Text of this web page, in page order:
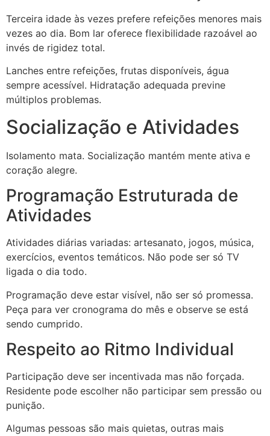
Terceira idade às vezes prefere refeições menores mais
vezes ao dia. Bom lar oferece flexibilidade razoável ao
invés de rigidez total.
Lanches entre refeições, frutas disponíveis, água
sempre acessível. Hidratação adequada previne
múltiplos problemas.
Socialização e Atividades
Isolamento mata. Socialização mantém mente ativa e
coração alegre.
Programação Estruturada de
Atividades
Atividades diárias variadas: artesanato, jogos, música,
exercícios, eventos temáticos. Não pode ser só TV
ligada o dia todo.
Programação deve estar visível, não ser só promessa.
Peça para ver cronograma do mês e observe se está
sendo cumprido.
Respeito ao Ritmo Individual
Participação deve ser incentivada mas não forçada.
Residente pode escolher não participar sem pressão ou
punição.
Algumas pessoas são mais quietas, outras mais